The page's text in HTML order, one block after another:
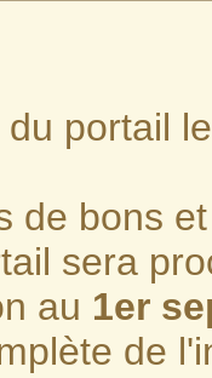
portail
de bons
sera
au 1er
de